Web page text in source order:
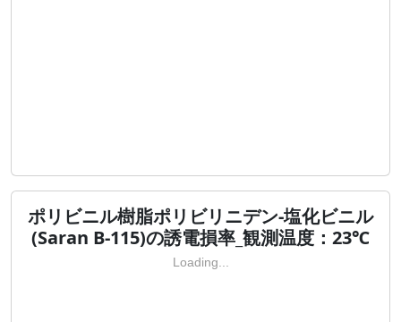
ポリビニル樹脂ポリビリニデン-塩化ビニル
(Saran B-115)の誘電損率_観測温度：23℃
Loading...